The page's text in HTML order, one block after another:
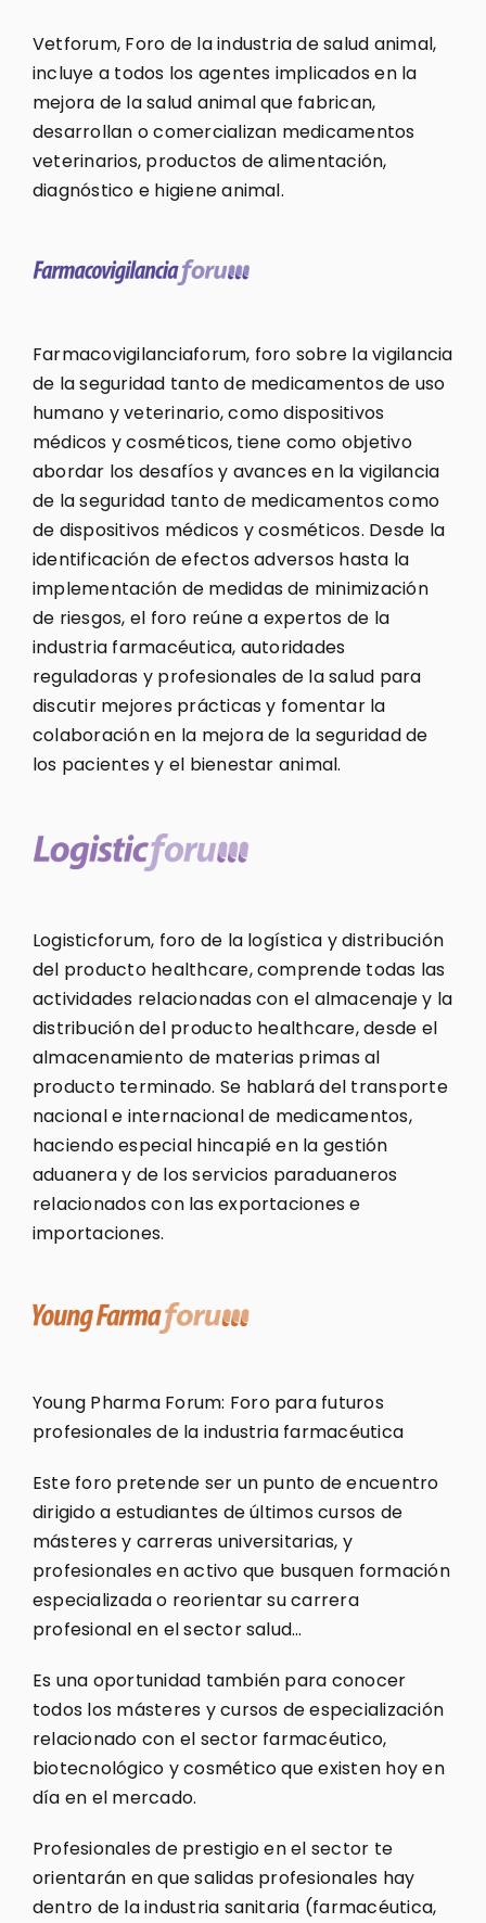
Vetforum, Foro de la industria de salud animal,
incluye a todos los agentes implicados en la
mejora de la salud animal que fabrican,
desarrollan o comercializan medicamentos
veterinarios, productos de alimentación,
diagnóstico e higiene animal.
Farmacovigilanciaforum, foro sobre la vigilancia
de la seguridad tanto de medicamentos de uso
humano y veterinario, como dispositivos
médicos y cosméticos, tiene como objetivo
abordar los desafíos y avances en la vigilancia
de la seguridad tanto de medicamentos como
de dispositivos médicos y cosméticos. Desde la
identificación de efectos adversos hasta la
implementación de medidas de minimización
de riesgos, el foro reúne a expertos de la
industria farmacéutica, autoridades
reguladoras y profesionales de la salud para
discutir mejores prácticas y fomentar la
colaboración en la mejora de la seguridad de
los pacientes y el bienestar animal.
Logisticforum, foro de la logística y distribución
del producto healthcare, comprende todas las
actividades relacionadas con el almacenaje y la
distribución del producto healthcare, desde el
almacenamiento de materias primas al
producto terminado. Se hablará del transporte
nacional e internacional de medicamentos,
haciendo especial hincapié en la gestión
aduanera y de los servicios paraduaneros
relacionados con las exportaciones e
importaciones.
Young Pharma Forum: Foro para futuros
profesionales de la industria farmacéutica
Este foro pretende ser un punto de encuentro
dirigido a estudiantes de últimos cursos de
másteres y carreras universitarias, y
profesionales en activo que busquen formación
especializada o reorientar su carrera
profesional en el sector salud…
Es una oportunidad también para conocer
todos los másteres y cursos de especialización
relacionado con el sector farmacéutico,
biotecnológico y cosmético que existen hoy en
día en el mercado.
Profesionales de prestigio en el sector te
orientarán en que salidas profesionales hay
dentro de la industria sanitaria (farmacéutica,